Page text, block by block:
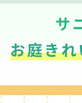
サ
お庭き